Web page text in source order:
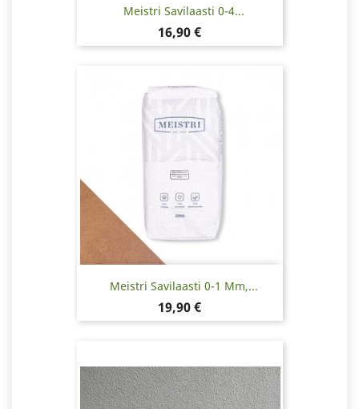
Meistri Savilaasti 0-4...
Hinta
16,90 €
Meistri Savilaasti 0-1 Mm,...
Hinta
19,90 €